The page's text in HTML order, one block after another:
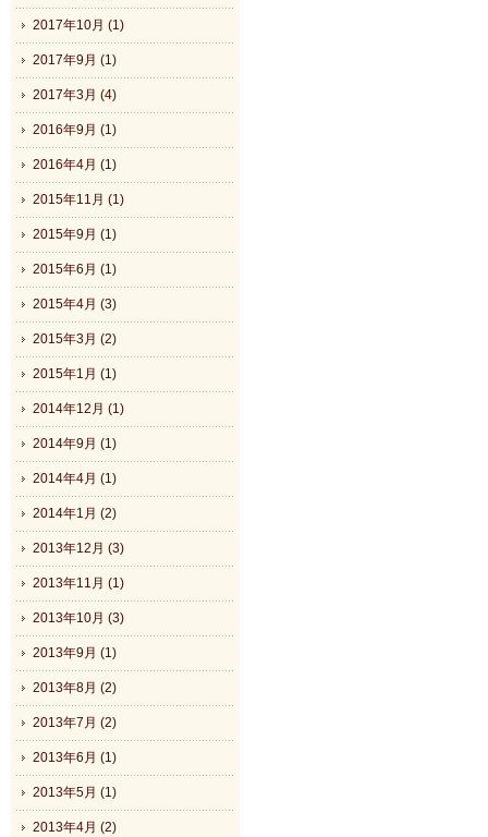
2017年10月 (1)
2017年9月 (1)
2017年3月 (4)
2016年9月 (1)
2016年4月 (1)
2015年11月 (1)
2015年9月 (1)
2015年6月 (1)
2015年4月 (3)
2015年3月 (2)
2015年1月 (1)
2014年12月 (1)
2014年9月 (1)
2014年4月 (1)
2014年1月 (2)
2013年12月 (3)
2013年11月 (1)
2013年10月 (3)
2013年9月 (1)
2013年8月 (2)
2013年7月 (2)
2013年6月 (1)
2013年5月 (1)
2013年4月 (2)